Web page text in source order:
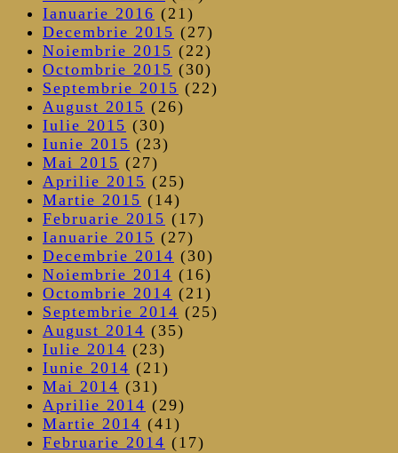
Ianuarie 2016 (21)
Decembrie 2015 (27)
Noiembrie 2015 (22)
Octombrie 2015 (30)
Septembrie 2015 (22)
August 2015 (26)
Iulie 2015 (30)
Iunie 2015 (23)
Mai 2015 (27)
Aprilie 2015 (25)
Martie 2015 (14)
Februarie 2015 (17)
Ianuarie 2015 (27)
Decembrie 2014 (30)
Noiembrie 2014 (16)
Octombrie 2014 (21)
Septembrie 2014 (25)
August 2014 (35)
Iulie 2014 (23)
Iunie 2014 (21)
Mai 2014 (31)
Aprilie 2014 (29)
Martie 2014 (41)
Februarie 2014 (17)